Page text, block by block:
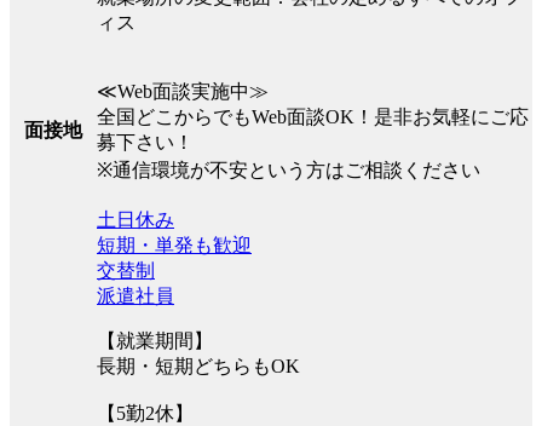
ィス
面接地
≪Web面談実施中≫
全国どこからでもWeb面談OK！是非お気軽にご応
募下さい！
※通信環境が不安という方はご相談ください
土日休み
短期・単発も歓迎
交替制
派遣社員
【就業期間】
長期・短期どちらもOK
【5勤2休】